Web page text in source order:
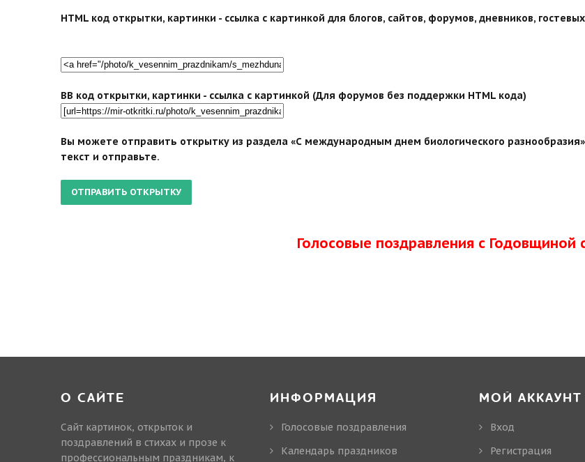
HTML код открытки, картинки - ссылка с картинкой для блогов, сайтов, форумов, дневников,
BB код открытки, картинки - ссылка с картинкой (Для форумов без поддержки HTML кода)
Вы можете отправить открытку из раздела «С международным днем биологического
текст и отправьте.
Голосовые поздравления с Годовщиной
О САЙТЕ
Сайт картинок, открыток и
поздравлений в стихах и прозе к
профессиональным праздникам, к
ИНФОРМАЦИЯ
Голосовые поздравления
Календарь праздников
МОЙ АККАУНТ
Вход
Регистрация